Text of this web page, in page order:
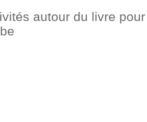
autour du livre